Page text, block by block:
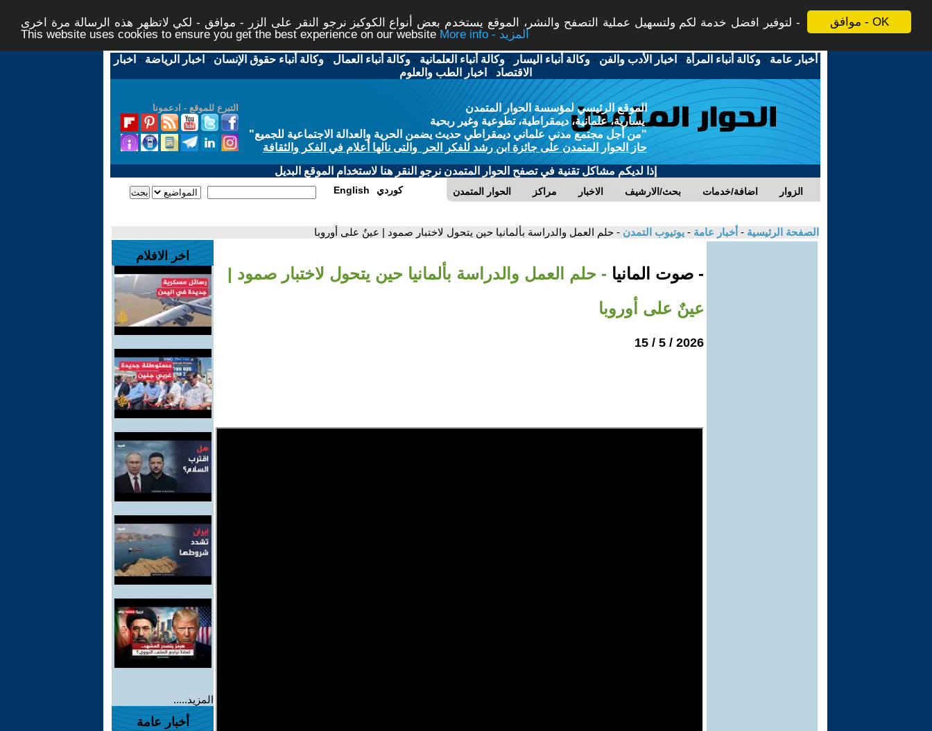
موافق - OK
لتوفير افضل خدمة لكم ولتسهيل عملية التصفح والنشر، الموقع يستخدم بعض أنواع الكوكيز نرجو النقر على الزر - موافق - لكي لاتظهر هذه الرسالة مرة اخرى -
This website uses cookies to ensure you get the best experience on our website
More info - المزيد
أخبار عامة -وكالة أنباء المرأة - اخبار الأدب والفن -وكالة أنباء اليسار -وكالة أنباء العلمانية -وكالة أنباء العمال -وكالة أنباء حقوق الإنسان - اخبار الرياضة - اخبار
الاقتصاد - اخبار الطب والعلوم
التبرع للموقع - ادعمونا
الموقع الرئيسي لمؤسسة الحوار المتمدن
يسارية، علمانية، ديمقراطية، تطوعية وغير ربحية
"من أجل مجتمع مدني علماني ديمقراطي حديث يضمن الحرية والعدالة الاجتماعية للجميع"
حاز الحوار المتمدن على جائزة ابن رشد للفكر الحر والتى نالها أعلام في الفكر والثقافة
إذا لديكم مشاكل تقنية في تصفح الحوار المتمدن نرجو النقر هنا لاستخدام الموقع البديل
الحوار المتمدن مراكز الاخبار بحث/الارشيف اضافة/خدمات الزوار English كوردي
الصفحة الرئيسية - أخبار عامة - يوتيوب التمدن - حلم العمل والدراسة بألمانيا حين يتحول لاختبار صمود | عينٌ على أوروبا
- صوت المانيا - حلم العمل والدراسة بألمانيا حين يتحول لاختبار صمود |
عينٌ على أوروبا
2026 / 5 / 15
اخر الافلام
المزيد.....
أخبار عامة